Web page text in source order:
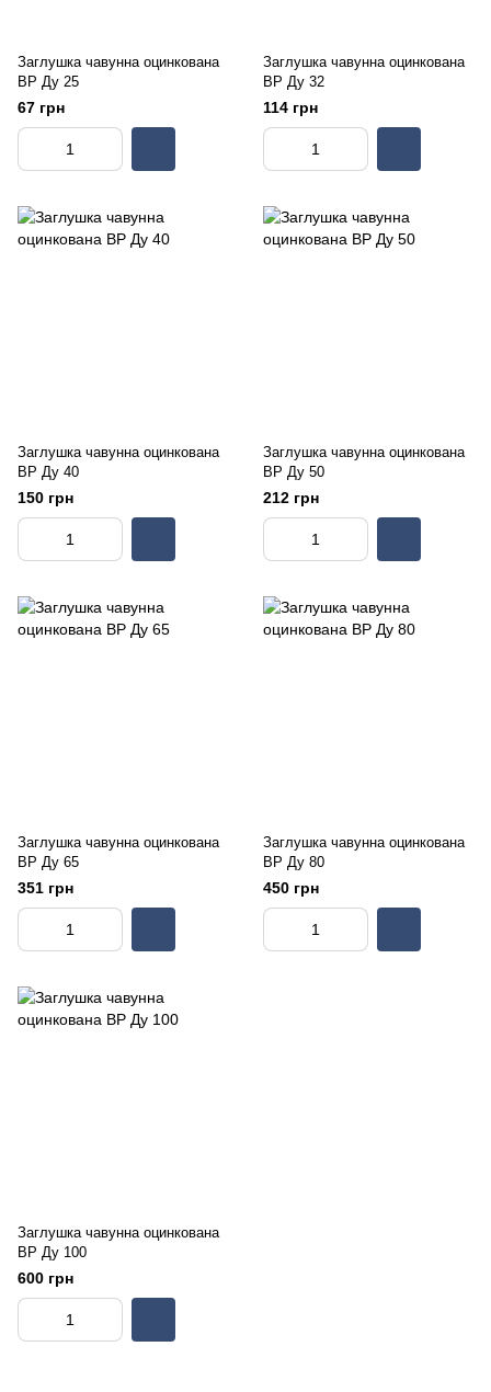
Заглушка чавунна оцинкована
ВР Ду 25
67 грн
Заглушка чавунна оцинкована
ВР Ду 32
114 грн
Заглушка чавунна оцинкована
ВР Ду 40
150 грн
Заглушка чавунна оцинкована
ВР Ду 50
212 грн
Заглушка чавунна оцинкована
ВР Ду 65
351 грн
Заглушка чавунна оцинкована
ВР Ду 80
450 грн
Заглушка чавунна оцинкована
ВР Ду 100
600 грн